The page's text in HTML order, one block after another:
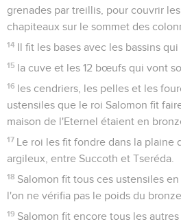
grenades par treillis, pour couvrir
chapiteaux sur le sommet des
14 Il fit les bases avec les bassins
15 la cuve et les 12 bœufs qui vont
16 les cendriers, les pelles et les
ustensiles que le roi Salomon fit
maison de l'Eternel étaient en
17 Le roi les fit fondre dans la plaine
argileux, entre Succoth et Tseréda.
18 Salomon fit tous ces ustensiles
l'on ne vérifia pas le poids du
19 Salomon fit encore tous les